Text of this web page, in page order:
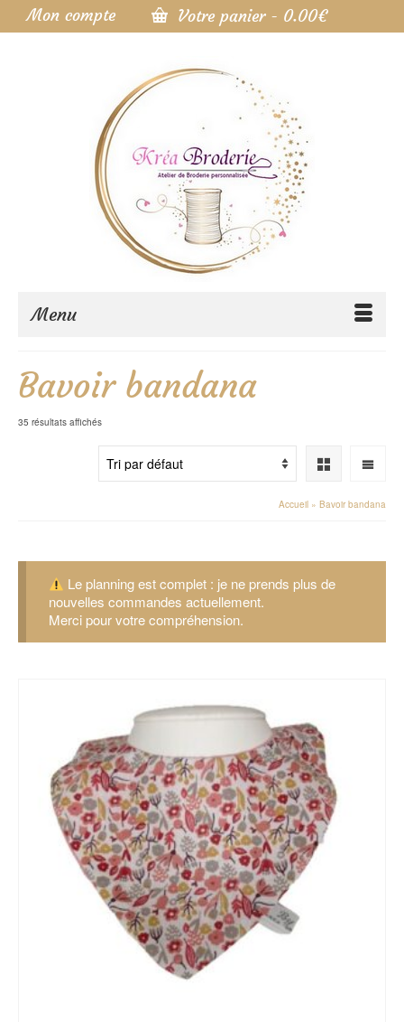
Mon compte Votre panier - 0.00€
Menu
Bavoir bandana
35 résultats affichés
Accueil » Bavoir bandana
Le planning est complet : je ne prends plus de
nouvelles commandes actuellement.
Merci pour votre compréhension.